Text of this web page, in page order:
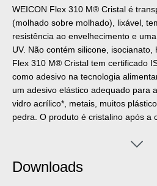
WEICON Flex 310 M® Cristal é
(molhado sobre molhado), lixável,
resistência ao envelhecimento e
UV. Não contém silicone, isocianato,
Flex 310 M® Cristal tem certificado
como adesivo na tecnologia
um adesivo elástico adequado para
vidro acrílico*, metais, muitos
pedra. O produto é cristalino após a
visível. Pode ser utilizado no
em sistemas de ventilação e de ar
Downloads